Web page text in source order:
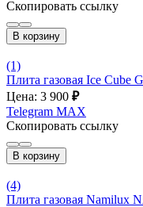
Скопировать ссылку
В корзину
(1)
Плита газовая Ice Cube
Цена: 3 900 ₽
Telegram MAX
Скопировать ссылку
В корзину
(4)
Плита газовая Namilux